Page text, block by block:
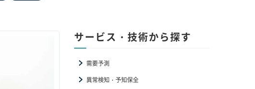
サービス・技術から探す
需要予測
異常検知・予知保全